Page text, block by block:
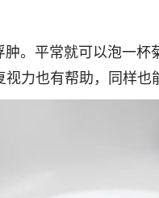
平常就可以泡一杯
力也有帮助，同样也